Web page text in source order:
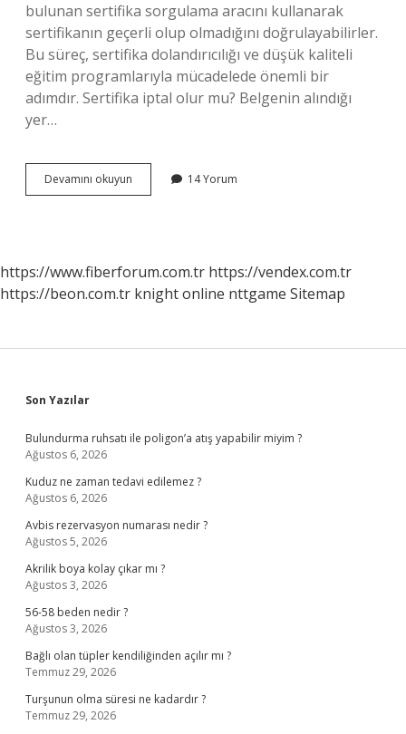
bulunan sertifika sorgulama aracını kullanarak
sertifikanın geçerli olup olmadığını doğrulayabilirler.
Bu süreç, sertifika dolandırıcılığı ve düşük kaliteli
eğitim programlarıyla mücadelede önemli bir
adımdır. Sertifika iptal olur mu? Belgenin alındığı
yer…
Devamını okuyun Sertifika
Ne
14 Yorum
https://www.fiberforum.com.tr https://vendex.com.tr
https://beon.com.tr knight online nttgame Sitemap
Sidebar
Son Yazılar
Bulundurma ruhsatı ile poligon’a atış yapabilir miyim ?
Ağustos 6, 2026
Kuduz ne zaman tedavi edilemez ?
Ağustos 6, 2026
Avbis rezervasyon numarası nedir ?
Ağustos 5, 2026
Akrilik boya kolay çıkar mı ?
Ağustos 3, 2026
56-58 beden nedir ?
Ağustos 3, 2026
Bağlı olan tüpler kendiliğinden açılır mı ?
Temmuz 29, 2026
Turşunun olma süresi ne kadardır ?
Temmuz 29, 2026